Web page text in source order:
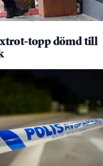
topp dömd till